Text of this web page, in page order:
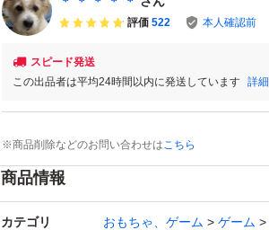
評価 522 本人確認前
スピード発送
この出品者は平均24時間以内に発送しています 詳細
※商品削除などのお問い合わせはこちら
商品情報
カテゴリ おもちゃ、ゲーム ゲーム